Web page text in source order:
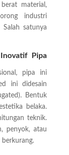
material,
industri
satunya
Pipa
pipa ini
ini didesain
Bentuk
belaka.
teknik.
penyok, atau